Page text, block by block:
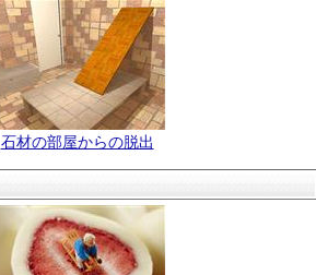
石材の部屋からの脱出